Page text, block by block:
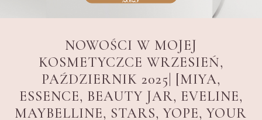
NOWOŚCI W MOJEJ
KOSMETYCZCE WRZESIEŃ,
PAŹDZIERNIK 2025| [MIYA,
ESSENCE, BEAUTY JAR, EVELINE,
MAYBELLINE, STARS, YOPE, YOUR